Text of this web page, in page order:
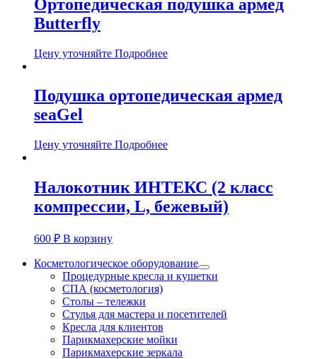
Ортопедическая подушка армед
Butterfly
Цену уточняйте Подробнее
Подушка ортопедическая армед
seaGel
Цену уточняйте Подробнее
Налокотник ИНТЕКС (2 класс
компрессии, L, бежевый)
600 ₽ В корзину
Косметологическое оборудование
Процедурные кресла и кушетки
СПА (косметология)
Столы – тележки
Стулья для мастера и посетителей
Кресла для клиентов
Парикмахерские мойки
Парикмахерские зеркала